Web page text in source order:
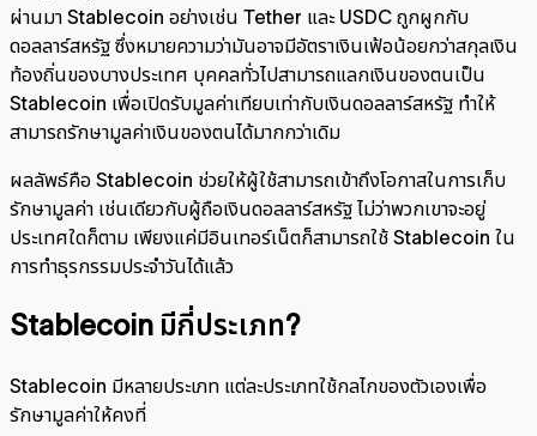
ผ่านมา Stablecoin อย่างเช่น Tether และ USDC ถูกผูกกับ
ดอลลาร์สหรัฐ ซึ่งหมายความว่ามันอาจมีอัตราเงินเฟ้อน้อยกว่าสกุลเงิน
ท้องถิ่นของบางประเทศ บุคคลทั่วไปสามารถแลกเงินของตนเป็น
Stablecoin เพื่อเปิดรับมูลค่าเทียบเท่ากับเงินดอลลาร์สหรัฐ ทำให้
สามารถรักษามูลค่าเงินของตนได้มากกว่าเดิม
ผลลัพธ์คือ Stablecoin ช่วยให้ผู้ใช้สามารถเข้าถึงโอกาสในการเก็บ
รักษามูลค่า เช่นเดียวกับผู้ถือเงินดอลลาร์สหรัฐ ไม่ว่าพวกเขาจะอยู่
ประเทศใดก็ตาม เพียงแค่มีอินเทอร์เน็ตก็สามารถใช้ Stablecoin ใน
การทำธุรกรรมประจำวันได้แล้ว
Stablecoin มีกี่ประเภท?
Stablecoin มีหลายประเภท แต่ละประเภทใช้กลไกของตัวเองเพื่อ
รักษามูลค่าให้คงที่